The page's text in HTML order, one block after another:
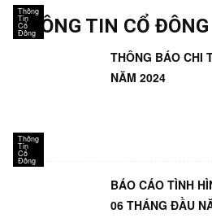
THÔNG TIN CỔ ĐÔNG
Thông
Tin
Cổ
Đông
THÔNG BÁO CHI
NĂM 2024
Thông
Tin
Cổ
Đông
BÁO CÁO TÌNH
06 THÁNG ĐẦU